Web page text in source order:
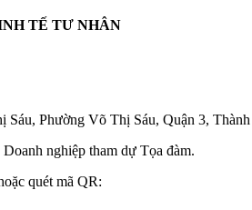
TẾ TƯ NHÂN
Phường Võ Thị Sáu, Quận 3,
nghiệp tham dự Tọa đàm.
quét mã QR: